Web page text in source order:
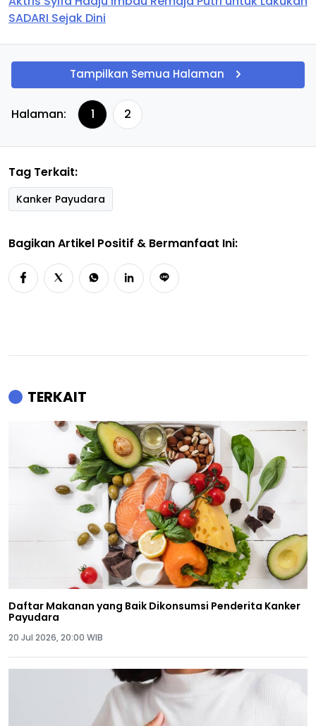
SADARI Sejak Dini
Tampilkan Semua Halaman
Halaman: 1 2
Tag Terkait:
Kanker Payudara
Bagikan Artikel Positif & Bermanfaat Ini:
TERKAIT
Daftar Makanan yang Baik Dikonsumsi Penderita Kanker
Payudara
20 Jul 2026, 20:00 WIB